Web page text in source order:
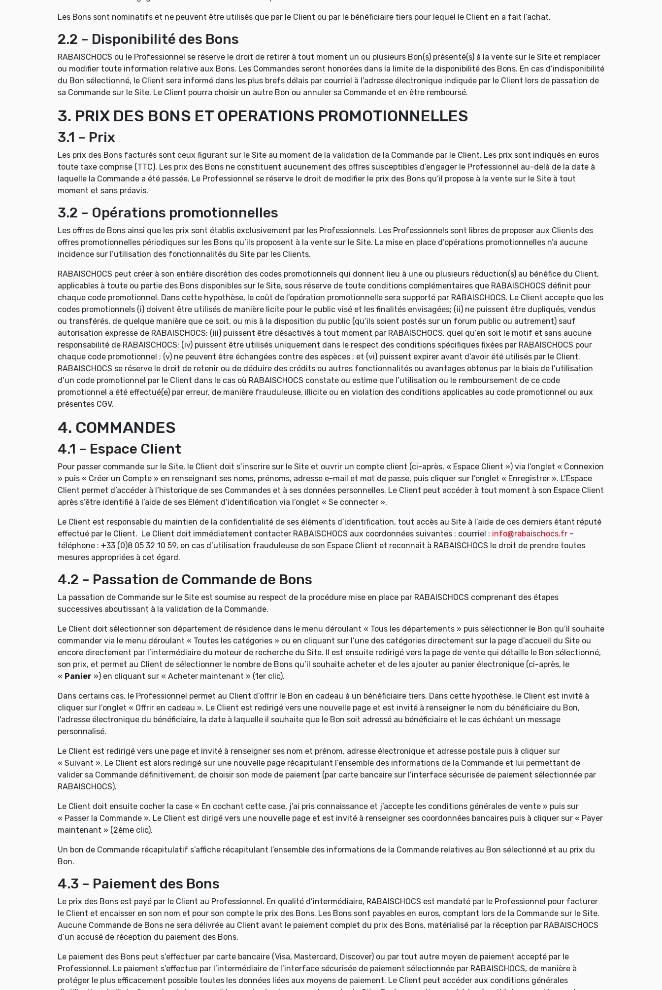
Les Bons sont nominatifs et ne peuvent être utilisés que par le Client ou par le bénéficiaire tiers pour lequel le Client en a fait l’achat.
2.2 – Disponibilité des Bons
RABAISCHOCS ou le Professionnel se réserve le droit de retirer à tout moment un ou plusieurs Bon(s) présenté(s) à la vente sur le Site et remplacer
ou modifier toute information relative aux Bons. Les Commandes seront honorées dans la limite de la disponibilité des Bons. En cas d’indisponibilité
du Bon sélectionné, le Client sera informé dans les plus brefs délais par courriel à l’adresse électronique indiquée par le Client lors de passation de
sa Commande sur le Site. Le Client pourra choisir un autre Bon ou annuler sa Commande et en être remboursé.
3. PRIX DES BONS ET OPERATIONS PROMOTIONNELLES
3.1 – Prix
Les prix des Bons facturés sont ceux figurant sur le Site au moment de la validation de la Commande par le Client. Les prix sont indiqués en euros
toute taxe comprise (TTC). Les prix des Bons ne constituent aucunement des offres susceptibles d’engager le Professionnel au-delà de la date à
laquelle la Commande a été passée. Le Professionnel se réserve le droit de modifier le prix des Bons qu’il propose à la vente sur le Site à tout
moment et sans préavis.
3.2 – Opérations promotionnelles
Les offres de Bons ainsi que les prix sont établis exclusivement par les Professionnels. Les Professionnels sont libres de proposer aux Clients des
offres promotionnelles périodiques sur les Bons qu’ils proposent à la vente sur le Site. La mise en place d’opérations promotionnelles n’a aucune
incidence sur l’utilisation des fonctionnalités du Site par les Clients.
RABAISCHOCS peut créer à son entière discrétion des codes promotionnels qui donnent lieu à une ou plusieurs réduction(s) au bénéfice du Client,
applicables à toute ou partie des Bons disponibles sur le Site, sous réserve de toute conditions complémentaires que RABAISCHOCS définit pour
chaque code promotionnel. Dans cette hypothèse, le coût de l’opération promotionnelle sera supporté par RABAISCHOCS. Le Client accepte que les
codes promotionnels (i) doivent être utilisés de manière licite pour le public visé et les finalités envisagées; (ii) ne puissent être dupliqués, vendus
ou transférés, de quelque manière que ce soit, ou mis à la disposition du public (qu’ils soient postés sur un forum public ou autrement) sauf
autorisation expresse de RABAISCHOCS; (iii) puissent être désactivés à tout moment par RABAISCHOCS, quel qu’en soit le motif et sans aucune
responsabilité de RABAISCHOCS; (iv) puissent être utilisés uniquement dans le respect des conditions spécifiques fixées par RABAISCHOCS pour
chaque code promotionnel ; (v) ne peuvent être échangées contre des espèces ; et (vi) puissent expirer avant d’avoir été utilisés par le Client.
RABAISCHOCS se réserve le droit de retenir ou de déduire des crédits ou autres fonctionnalités ou avantages obtenus par le biais de l’utilisation
d’un code promotionnel par le Client dans le cas où RABAISCHOCS constate ou estime que l’utilisation ou le remboursement de ce code
promotionnel a été effectué(e) par erreur, de manière frauduleuse, illicite ou en violation des conditions applicables au code promotionnel ou aux
présentes CGV.
4. COMMANDES
4.1 – Espace Client
Pour passer commande sur le Site, le Client doit s’inscrire sur le Site et ouvrir un compte client (ci-après, « Espace Client ») via l’onglet « Connexion
» puis « Créer un Compte » en renseignant ses noms, prénoms, adresse e-mail et mot de passe, puis cliquer sur l’onglet « Enregistrer ». L’Espace
Client permet d’accéder à l’historique de ses Commandes et à ses données personnelles. Le Client peut accéder à tout moment à son Espace Client
après s’être identifié à l’aide de ses Elément d’identification via l’onglet « Se connecter ».
Le Client est responsable du maintien de la confidentialité de ses éléments d’identification, tout accès au Site à l’aide de ces derniers étant réputé
effectué par le Client. Le Client doit immédiatement contacter RABAISCHOCS aux coordonnées suivantes : courriel : info@rabaischocs.fr –
téléphone : +33 (0)8 05 32 10 59, en cas d’utilisation frauduleuse de son Espace Client et reconnait à RABAISCHOCS le droit de prendre toutes
mesures appropriées à cet égard.
4.2 – Passation de Commande de Bons
La passation de Commande sur le Site est soumise au respect de la procédure mise en place par RABAISCHOCS comprenant des étapes
successives aboutissant à la validation de la Commande.
Le Client doit sélectionner son département de résidence dans le menu déroulant « Tous les départements » puis sélectionner le Bon qu’il souhaite
commander via le menu déroulant « Toutes les catégories » ou en cliquant sur l’une des catégories directement sur la page d’accueil du Site ou
encore directement par l’intermédiaire du moteur de recherche du Site. Il est ensuite redirigé vers la page de vente qui détaille le Bon sélectionné,
son prix, et permet au Client de sélectionner le nombre de Bons qu’il souhaite acheter et de les ajouter au panier électronique (ci-après, le
« Panier ») en cliquant sur « Acheter maintenant » (1er clic).
Dans certains cas, le Professionnel permet au Client d’offrir le Bon en cadeau à un bénéficiaire tiers. Dans cette hypothèse, le Client est invité à
cliquer sur l’onglet « Offrir en cadeau ». Le Client est redirigé vers une nouvelle page et est invité à renseigner le nom du bénéficiaire du Bon,
l’adresse électronique du bénéficiaire, la date à laquelle il souhaite que le Bon soit adressé au bénéficiaire et le cas échéant un message
personnalisé.
Le Client est redirigé vers une page et invité à renseigner ses nom et prénom, adresse électronique et adresse postale puis à cliquer sur
« Suivant ». Le Client est alors redirigé sur une nouvelle page récapitulant l’ensemble des informations de la Commande et lui permettant de
valider sa Commande définitivement, de choisir son mode de paiement (par carte bancaire sur l’interface sécurisée de paiement sélectionnée par
RABAISCHOCS).
Le Client doit ensuite cocher la case « En cochant cette case, j’ai pris connaissance et j’accepte les conditions générales de vente » puis sur
« Passer la Commande ». Le Client est dirigé vers une nouvelle page et est invité à renseigner ses coordonnées bancaires puis à cliquer sur « Payer
maintenant » (2ème clic).
Un bon de Commande récapitulatif s’affiche récapitulant l’ensemble des informations de la Commande relatives au Bon sélectionné et au prix du
Bon.
4.3 – Paiement des Bons
Le prix des Bons est payé par le Client au Professionnel. En qualité d’intermédiaire, RABAISCHOCS est mandaté par le Professionnel pour facturer
le Client et encaisser en son nom et pour son compte le prix des Bons. Les Bons sont payables en euros, comptant lors de la Commande sur le Site.
Aucune Commande de Bons ne sera délivrée au Client avant le paiement complet du prix des Bons, matérialisé par la réception par RABAISCHOCS
d’un accusé de réception du paiement des Bons.
Le paiement des Bons peut s’effectuer par carte bancaire (Visa, Mastercard, Discover) ou par tout autre moyen de paiement accepté par le
Professionnel. Le paiement s’effectue par l’intermédiaire de l’interface sécurisée de paiement sélectionnée par RABAISCHOCS, de manière à
protéger le plus efficacement possible toutes les données liées aux moyens de paiement. Le Client peut accéder aux conditions générales